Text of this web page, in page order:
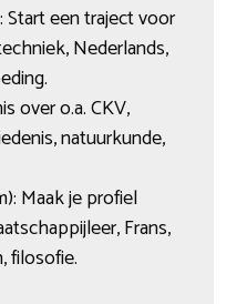
een traject voor
Nederlands,
over o.a. CKV,
natuurkunde,
Maak je profiel
Frans,
filosofie.